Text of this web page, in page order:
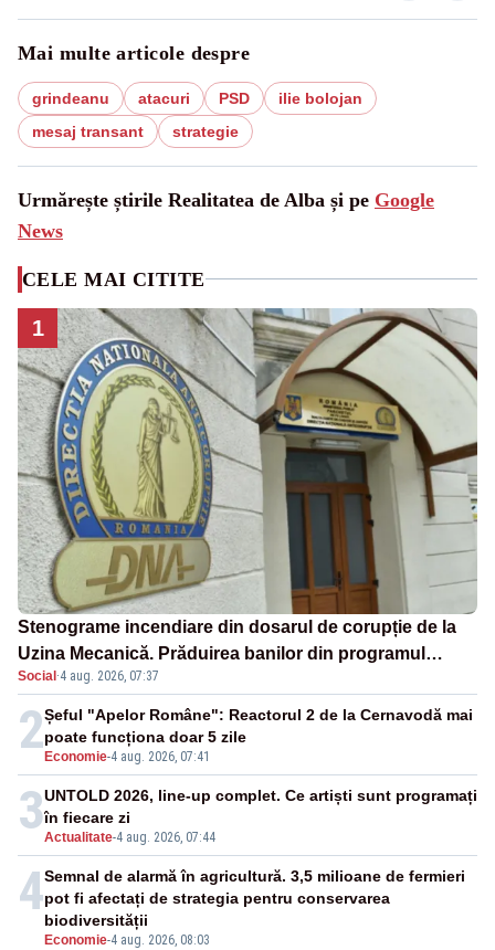
Mai multe articole despre
grindeanu atacuri PSD
ilie bolojan
mesaj transant
strategie
Urmărește știrile Realitatea de Alba și pe Google
News
CELE MAI CITITE
1
Stenograme incendiare din dosarul de corupție de la
Uzina Mecanică. Prăduirea banilor din programul
SAFE, interceptată de DNA
Social ·4 aug. 2026, 07:37
2 Economie-4 aug. 2026, 07:41
Șeful "Apelor Române": Reactorul 2 de la Cernavodă mai
poate funcționa doar 5 zile
3Actualitate-4 aug. 2026, 07:44
UNTOLD 2026, line-up complet. Ce artiști sunt programați
în fiecare zi
4
Economie-4 aug. 2026, 08:03
Semnal de alarmă în agricultură. 3,5 milioane de fermieri
pot fi afectați de strategia pentru conservarea
biodiversității